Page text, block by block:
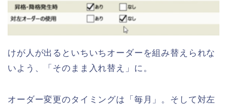
けが人が出るといちいちオーダーを組み替えられな
いよう、「そのまま入れ替え」に。
オーダー変更のタイミングは「毎月」。そして対左